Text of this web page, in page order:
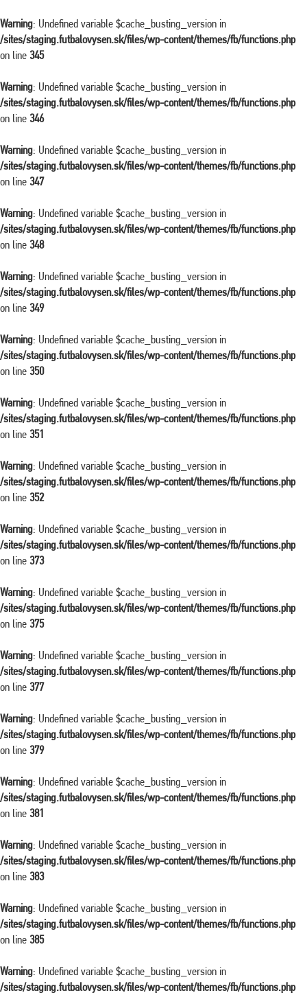
Warning: Undefined variable $cache_busting_version in
/sites/staging.futbalovysen.sk/files/wp-content/themes/fb/functions.php
on line 345
Warning: Undefined variable $cache_busting_version in
/sites/staging.futbalovysen.sk/files/wp-content/themes/fb/functions.php
on line 346
Warning: Undefined variable $cache_busting_version in
/sites/staging.futbalovysen.sk/files/wp-content/themes/fb/functions.php
on line 347
Warning: Undefined variable $cache_busting_version in
/sites/staging.futbalovysen.sk/files/wp-content/themes/fb/functions.php
on line 348
Warning: Undefined variable $cache_busting_version in
/sites/staging.futbalovysen.sk/files/wp-content/themes/fb/functions.php
on line 349
Warning: Undefined variable $cache_busting_version in
/sites/staging.futbalovysen.sk/files/wp-content/themes/fb/functions.php
on line 350
Warning: Undefined variable $cache_busting_version in
/sites/staging.futbalovysen.sk/files/wp-content/themes/fb/functions.php
on line 351
Warning: Undefined variable $cache_busting_version in
/sites/staging.futbalovysen.sk/files/wp-content/themes/fb/functions.php
on line 352
Warning: Undefined variable $cache_busting_version in
/sites/staging.futbalovysen.sk/files/wp-content/themes/fb/functions.php
on line 373
Warning: Undefined variable $cache_busting_version in
/sites/staging.futbalovysen.sk/files/wp-content/themes/fb/functions.php
on line 375
Warning: Undefined variable $cache_busting_version in
/sites/staging.futbalovysen.sk/files/wp-content/themes/fb/functions.php
on line 377
Warning: Undefined variable $cache_busting_version in
/sites/staging.futbalovysen.sk/files/wp-content/themes/fb/functions.php
on line 379
Warning: Undefined variable $cache_busting_version in
/sites/staging.futbalovysen.sk/files/wp-content/themes/fb/functions.php
on line 381
Warning: Undefined variable $cache_busting_version in
/sites/staging.futbalovysen.sk/files/wp-content/themes/fb/functions.php
on line 383
Warning: Undefined variable $cache_busting_version in
/sites/staging.futbalovysen.sk/files/wp-content/themes/fb/functions.php
on line 385
Warning: Undefined variable $cache_busting_version in
/sites/staging.futbalovysen.sk/files/wp-content/themes/fb/functions.php